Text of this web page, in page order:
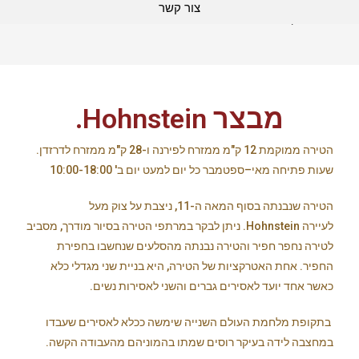
צור קשר
מבצר Hohnstein.
הטירה ממוקמת 12 ק"מ ממזרח לפירנה ו-28 ק"מ ממזרח לדרזדן.
שעות פתיחה מאי–ספטמבר כל יום למעט יום ב' 10:00-18:00
הטירה שנבנתה בסוף המאה ה-11, ניצבת על צוק מעל
לעיירה Hohnstein
.ניתן לבקר במרתפי הטירה בסיור מודרך, מסביב
לטירה נחפר חפיר והטירה נבנתה מהסלעים שנחשבו בחפירת
החפיר. אחת האטרקציות של הטירה, היא בניית שני מגדלי כלא
כאשר אחד יועד לאסירים גברים והשני לאסירות נשים.
בתקופת מלחמת העולם השנייה שימשה ככלא לאסירים שעבדו
במחצבה לידה בעיקר רוסים שמתו בהמוניהם מהעבודה הקשה.